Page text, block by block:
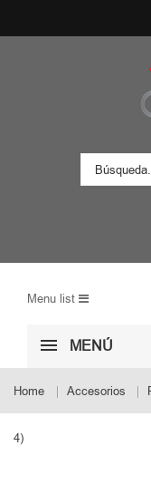
Menu list
MENÚ
Home Accesorios
4)